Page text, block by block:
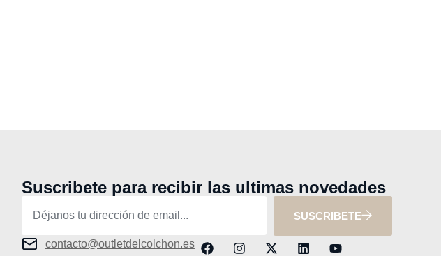
Suscribete para recibir las ultimas novedades
SUSCRIBETE
contacto@outletdelcolchon.es